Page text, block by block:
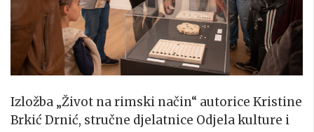
Izložba „Život na rimski način“ autorice Kristine
Brkić Drnić, stručne djelatnice Odjela kulture i